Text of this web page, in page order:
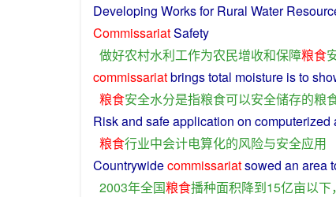
Developing Worksfor Rural Water
CommissariatSafety
做好农村水利工作为农民增收和保障粮食
commissariatbrings total moisture is to
粮食安全水分是指粮食可以安全储存的粮
Riskand safeapplication on computerized
粮食行业中会计电算化的风险与安全应用
Countrywidecommissariatsowed an area
2003年全国粮食播种面积降到15亿亩以下，